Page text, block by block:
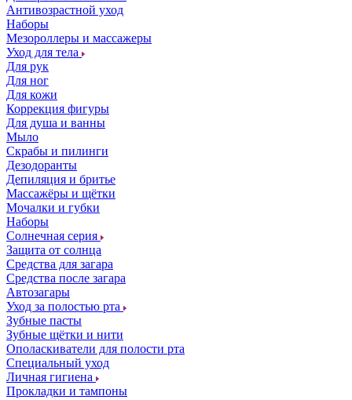
Антивозрастной уход
Наборы
Мезороллеры и массажеры
Уход для тела
Для рук
Для ног
Для кожи
Коррекция фигуры
Для душа и ванны
Мыло
Скрабы и пилинги
Дезодоранты
Депиляция и бритье
Массажёры и щётки
Мочалки и губки
Наборы
Солнечная серия
Защита от солнца
Средства для загара
Средства после загара
Автозагары
Уход за полостью рта
Зубные пасты
Зубные щётки и нити
Ополаскиватели для полости рта
Специальный уход
Личная гигиена
Прокладки и тампоны